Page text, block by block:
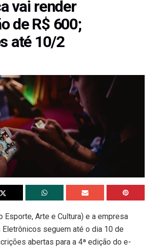
vai render
de R$ 600;
até 10/2
Esporte, Arte e Cultura) e a empresa
seguem até o dia 10 de
abertas para a 4ª edição do e-